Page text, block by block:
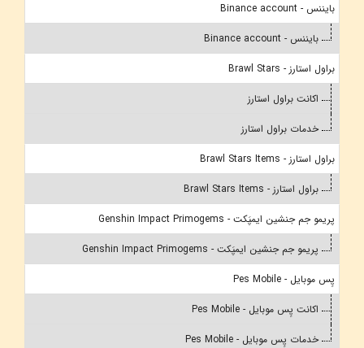
بایننس - Binance account
بایننس - Binance account
براول استارز - Brawl Stars
اکانت براول استارز
خدمات براول استارز
براول استارز - Brawl Stars Items
براول استارز - Brawl Stars Items
پریمو جم جنشین ایمپَکت - Genshin Impact Primogems
پریمو جم جنشین ایمپَکت - Genshin Impact Primogems
پِس موبایل - Pes Mobile
اکانت پِس موبایل - Pes Mobile
خدمات پِس موبایل - Pes Mobile